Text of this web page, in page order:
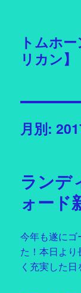
トムホ
リカン】
月別:
ランデ
ォード
今年も遂にゴ
た！本日より
く充実した